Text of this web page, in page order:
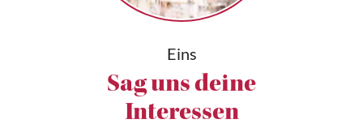
Eins
Sag uns deine
Interessen